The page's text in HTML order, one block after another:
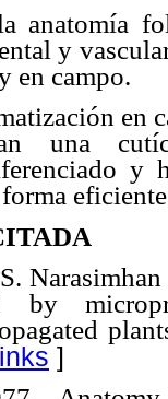
anatomía
y
en campo.
en
una
y
by
]